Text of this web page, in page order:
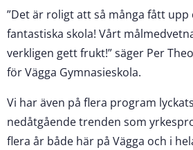
”Det är roligt att så många fått
fantastiska skola! Vårt
verkligen gett frukt!” säger Per
för Vägga Gymnasieskola.
Vi har även på flera program
nedåtgående trenden som
flera år både här på Vägga och i